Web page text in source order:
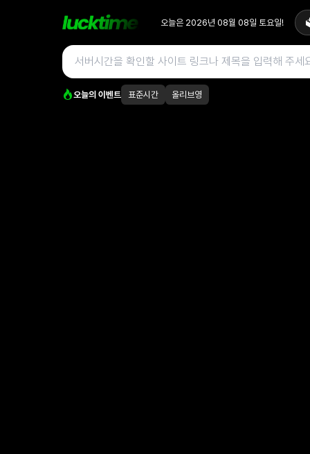
오늘은 2026년 08월 08일 토요일!
오늘의 이벤트 표준시간 올리브영